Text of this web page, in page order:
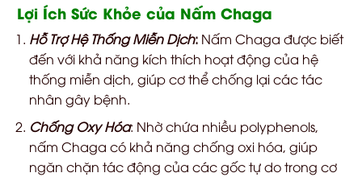
Lợi Ích Sức Khỏe của Nấm Chaga
Hỗ Trợ Hệ Thống Miễn Dịch:Nấm Chaga được biết
đến với khả năng kích thích hoạt động của hệ
thống miễn dịch, giúp cơ thể chống lại các tác
nhân gây bệnh.
Chống Oxy Hóa: Nhờ chứa nhiều polyphenols,
nấm Chaga có khả năng chống oxi hóa, giúp
ngăn chặn tác động của các gốc tự do trong cơ